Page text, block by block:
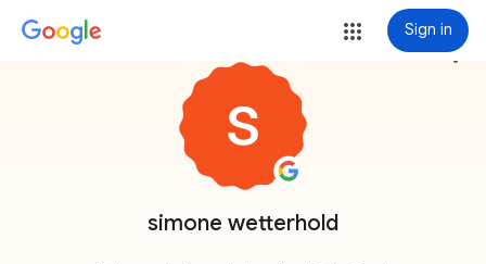
Sign in
simone wetterhold
more_vert